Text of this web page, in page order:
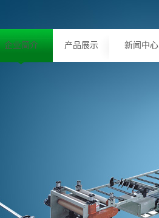
企业简介 产品展示 新闻中心